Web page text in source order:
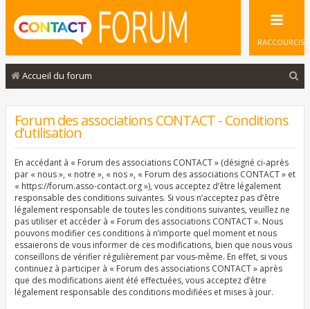
RACCOURCIS
Accueil du forum
Forum des associations CONTACT - Conditions
d’utilisation
En accédant à « Forum des associations CONTACT » (désigné ci-après
par « nous », « notre », « nos », « Forum des associations CONTACT » et
« https://forum.asso-contact.org »), vous acceptez d’être légalement
responsable des conditions suivantes. Si vous n’acceptez pas d’être
légalement responsable de toutes les conditions suivantes, veuillez ne
pas utiliser et accéder à « Forum des associations CONTACT ». Nous
pouvons modifier ces conditions à n’importe quel moment et nous
essaierons de vous informer de ces modifications, bien que nous vous
conseillons de vérifier régulièrement par vous-même. En effet, si vous
continuez à participer à « Forum des associations CONTACT » après
que des modifications aient été effectuées, vous acceptez d’être
légalement responsable des conditions modifiées et mises à jour.